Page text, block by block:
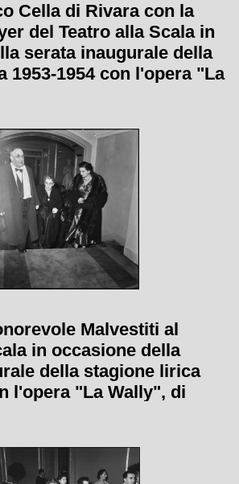
Cella di Rivara con la
del Teatro alla Scala in
serata inaugurale della
1953-1954 con l'opera "La
con la regia di
Malvestiti al
in occasione della
della stagione lirica
l'opera "La Wally", di
di Tatiana Pavlova